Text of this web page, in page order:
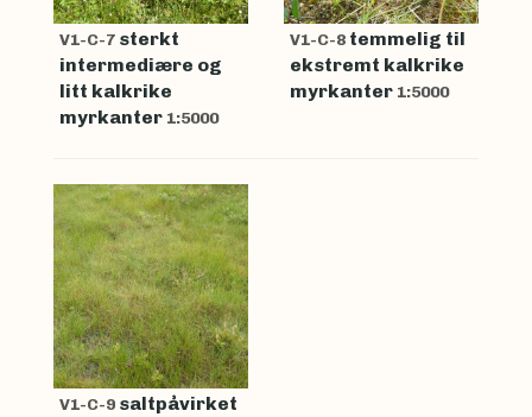
V1-C-7 sterkt
intermediære og
litt kalkrike
myrkanter 1:5000
V1-C-8 temmelig til
ekstremt kalkrike
myrkanter 1:5000
V1-C-9 saltpåvirket